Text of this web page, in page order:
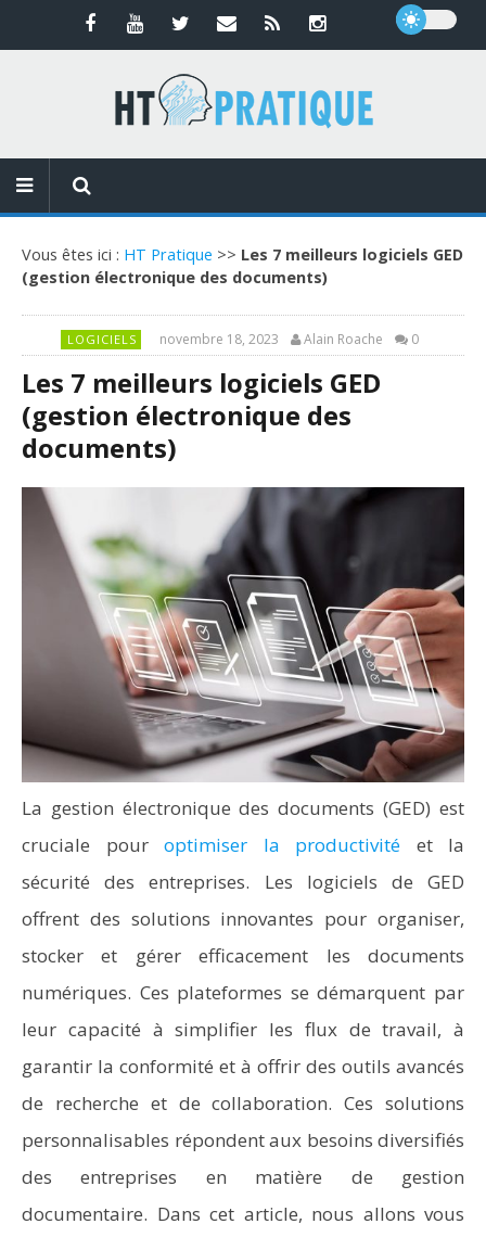
Vous êtes ici : HT Pratique >> Les 7 meilleurs logiciels GED
(gestion électronique des documents)
LOGICIELS novembre 18, 2023 Alain Roache 0
Les 7 meilleurs logiciels GED
(gestion électronique des
documents)
La gestion électronique des documents (GED) est
cruciale pour optimiser la productivité et la
sécurité des entreprises. Les logiciels de GED
offrent des solutions innovantes pour organiser,
stocker et gérer efficacement les documents
numériques. Ces plateformes se démarquent par
leur capacité à simplifier les flux de travail, à
garantir la conformité et à offrir des outils avancés
de recherche et de collaboration. Ces solutions
personnalisables répondent aux besoins diversifiés
des entreprises en matière de gestion
documentaire. Dans cet article, nous allons vous